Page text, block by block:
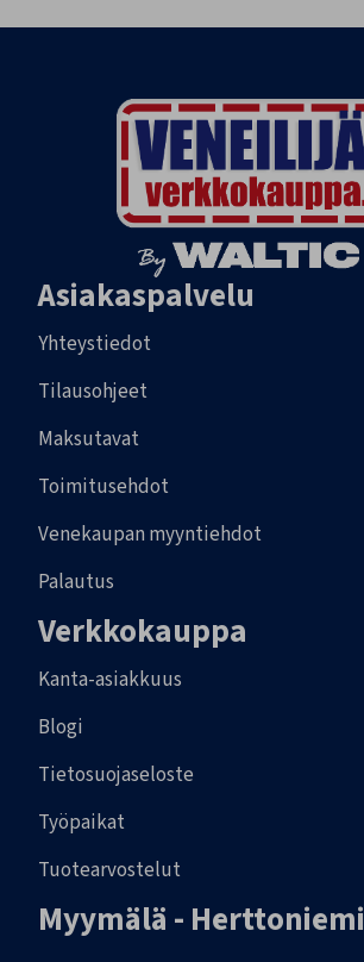
Asiakaspalvelu
Yhteystiedot
Tilausohjeet
Maksutavat
Toimitusehdot
Venekaupan myyntiehdot
Palautus
Verkkokauppa
Kanta-asiakkuus
Blogi
Tietosuojaseloste
Työpaikat
Tuotearvostelut
Myymälä - Herttoniemi